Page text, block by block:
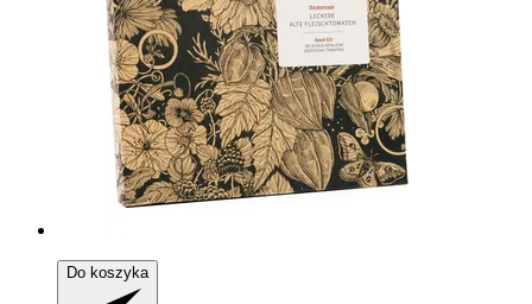
Do koszyka